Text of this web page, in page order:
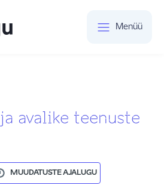
Menüü
avalike teenuste
MUUDATUSTE AJALUGU